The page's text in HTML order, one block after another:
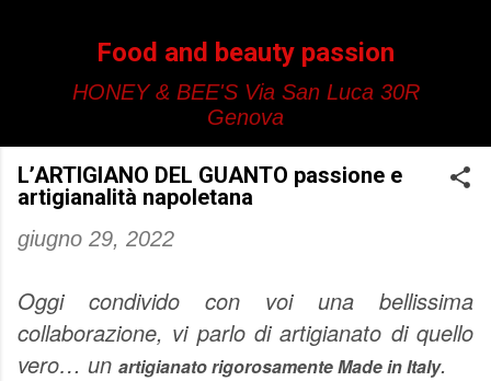
Food and beauty passion
HONEY & BEE'S Via San Luca 30R
Genova
L’ARTIGIANO DEL GUANTO passione e
artigianalità napoletana
giugno 29, 2022
Oggi condivido con voi una bellissima
collaborazione, vi parlo di artigianato di quello
vero… un artigianato rigorosamente Made in Italy.